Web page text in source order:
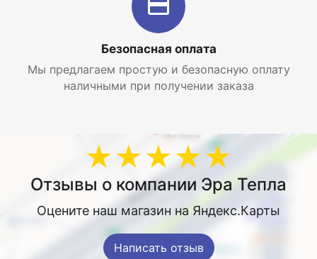
Безопасная оплата
Мы предлагаем простую и безопасную оплату
наличными при получении заказа
★★★★★
Отзывы о компании Эра Тепла
Оцените наш магазин на Яндекс.Карты
Написать отзыв